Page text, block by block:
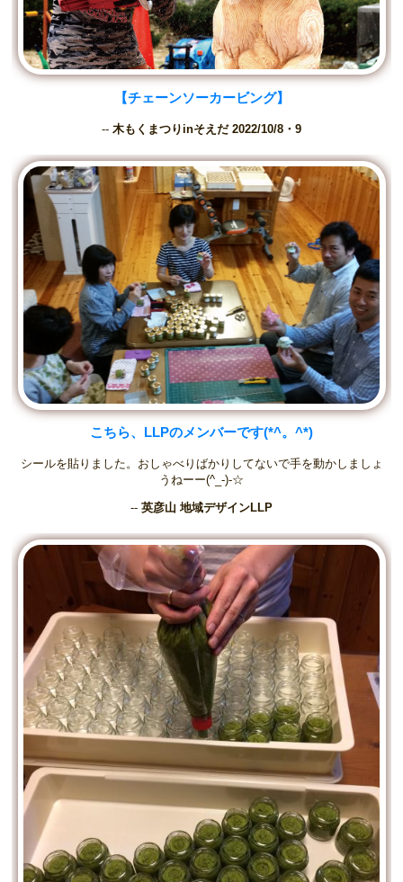
【チェーンソーカービング】
-- 木もくまつりinそえだ 2022/10/8・9
こちら、LLPのメンバーです(*^。^*)
シールを貼りました。おしゃべりばかりしてないで手を動かしましょ
うねーー(^_-)-☆
-- 英彦山 地域デザインLLP